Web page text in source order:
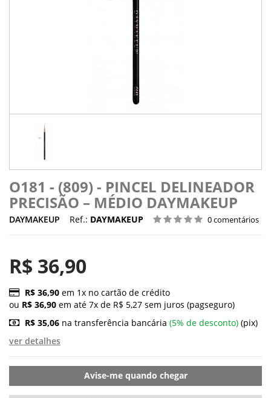
O181 - (809) - PINCEL DELINEADOR
PRECISÃO – MÉDIO DAYMAKEUP
DAYMAKEUP Ref.: DAYMAKEUP 0 comentários
R$ 36,90
R$ 36,90 em 1x no cartão de crédito
ou R$ 36,90 em até 7x de R$ 5,27 sem juros (pagseguro)
R$ 35,06 na transferência bancária (5% de desconto) (pix)
ver detalhes
Avise-me quando chegar